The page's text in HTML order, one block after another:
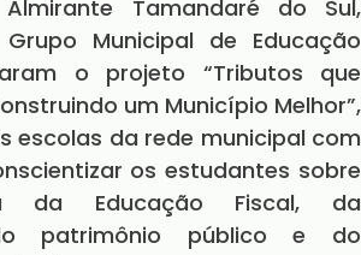
Almirante Tamandaré do Sul,
Municipal de Educação
o projeto “Tributos que
um Município Melhor”,
escolas da rede municipal com
os estudantes sobre
da Educação Fiscal, da
patrimônio público e do